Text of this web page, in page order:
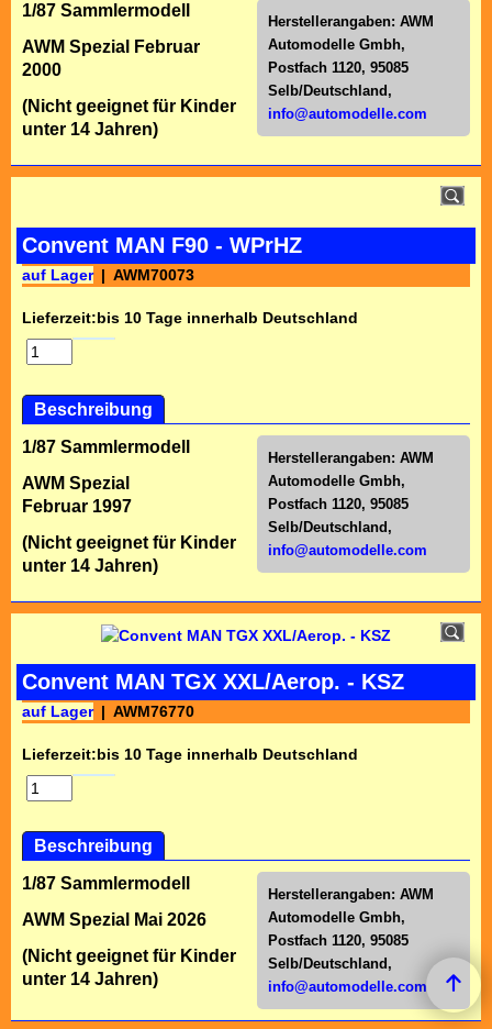
Herstellerangaben: AWM
Automodelle Gmbh,
Postfach 1120, 95085
Selb/Deutschl and,
info@automodelle.com
1/87 Sammlermodell
AWM Spezial Februar
2000
(Nicht geeignet für Kinder
unter 14 Jahren)
Convent MAN F90 - WPrHZ
auf Lager AWM70073
Lieferzeit:bis 10 Tage innerhalb Deutschland
Beschreibung
Herstellerangaben: AWM
Automodelle Gmbh,
Postfach 1120, 95085
Selb/Deutschl and,
info@automodelle.com
1/87 Sammlermodell
AWM Spezial
Februar 1997
(Nicht geeignet für Kinder
unter 14 Jahren)
Convent MAN TGX XXL/Aerop. - KSZ
auf Lager AWM76770
Lieferzeit:bis 10 Tage innerhalb Deutschland
Beschreibung
Herstellerangaben: AWM
Automodelle Gmbh,
Postfach 1120, 95085
Selb/Deutschl and,
info@automodelle.com
1/87 Sammlermodell
AWM Spezial Mai 2026
(Nicht geeignet für Kinder
unter 14 Jahren)